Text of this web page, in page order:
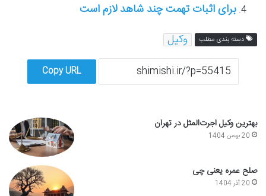
برای اثبات تهمت چند شاهد لازم است
دسته بندی مطلب وکیل
Copy URL
بهترین وکیل اجرت‌المثل در تهران
20 بهمن 1404
صلح عمره یعنی چی
20 آذر 1404